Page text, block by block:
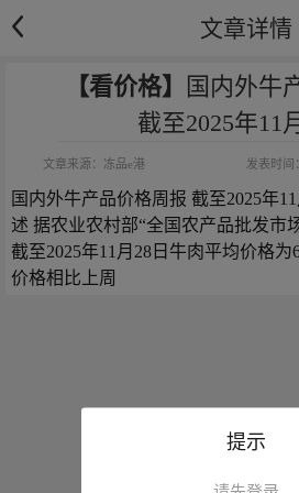
文章详情
【看价格】
国内外牛
截至2025年11
文章来源： 冻品e港 发表时间：
国内外牛产品价格周报 截至2025年
述 据农业农村部“全国农产品批发市
截至2025年11月28日牛肉平均价格
价格相比上周
提示